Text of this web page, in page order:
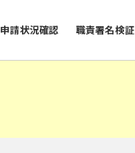
申請状況確認 職責署名検証